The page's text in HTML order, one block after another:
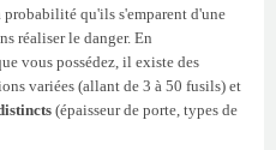
probabilité qu'ils s'emparent d'une
réaliser le danger. En
vous possédez, il existe des
variées (allant de 3 à 50 fusils) et
(épaisseur de porte, types de